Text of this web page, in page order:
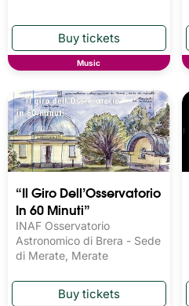
Music
“Il Giro Dell’Osservatorio
In 60 Minuti”
INAF Osservatorio
Astronomico di Brera - Sede
di Merate, Merate